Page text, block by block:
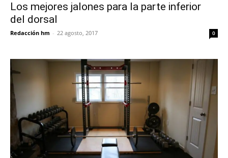
Los mejores jalones para la parte inferior
del dorsal
Redacción hm - 22 agosto, 2017 0